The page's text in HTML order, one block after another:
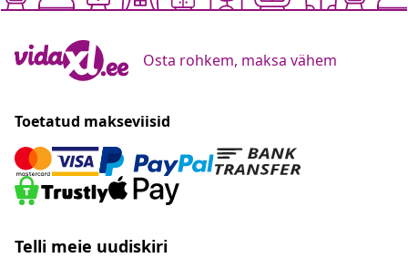
Osta rohkem, maksa vähem
Toetatud makseviisid
Telli meie uudiskiri